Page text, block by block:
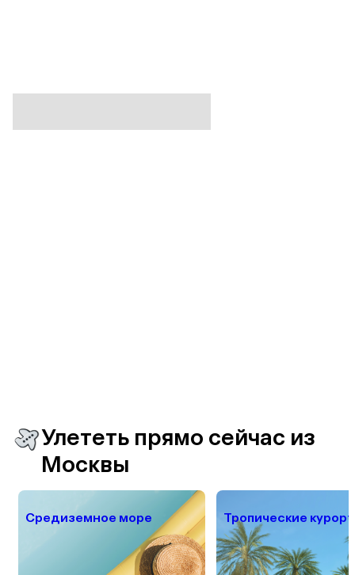
Улететь прямо сейчас из
Москвы
Средиземное море Тропические